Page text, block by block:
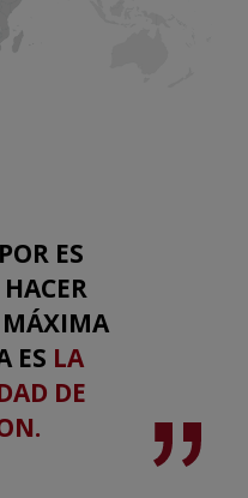
ES
MÁXIMA
ES LA
DE